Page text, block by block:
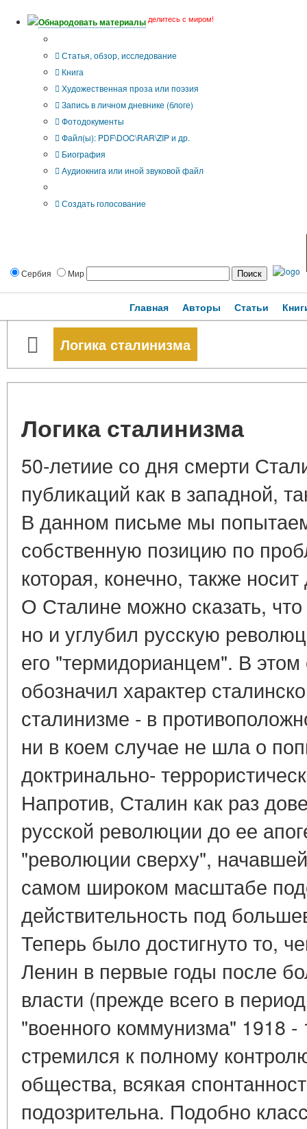
Обнародовать материалы делитесь с миром!
Статья, обзор, исследование
Книга
Художественная проза или поэзия
Запись в личном дневнике (блоге)
Фотодокументы
Файл(ы): PDF\DOC\RAR\ZIP и др.
Биография
Аудиокнига или иной звуковой файл
Создать голосование
Сербия Мир
Главная Авторы Статьи
Логика сталинизма
Логика сталинизма
50-летиие со дня смерти
публикаций как в западной,
В данном письме мы
собственную позицию по
которая, конечно, также
О Сталине можно сказать,
но и углубил русскую
его "термидорианцем". В
обозначил характер
сталинизме - в
ни в коем случае не шла о
доктринально-
Напротив, Сталин как раз
русской революции до ее
"революции сверху",
самом широком масштабе
действительность под
Теперь было достигнуто то,
Ленин в первые годы после
власти (прежде всего в
"военного коммунизма" 1918 -
стремился к полному
общества, всякая
подозрительна. Подобно